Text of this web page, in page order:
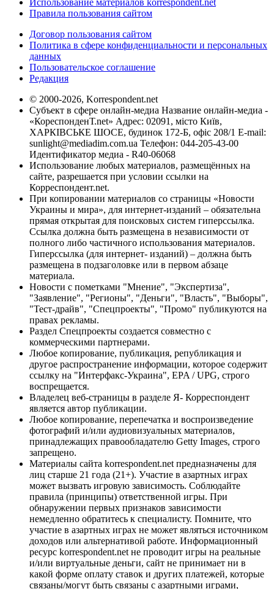
Правила пользования сайтом
Договор пользования сайтом
Политика в сфере конфиденциальности и персональных
данных
Пользовательское соглашение
Редакция
© 2000-2026, Korrespondent.net
Субъект в сфере онлайн-медиа Название онлайн-медиа -
«КореспонденТ.net» Адрес: 02091, місто Київ,
ХАРКІВСЬКЕ ШОСЕ, будинок 172-Б, офіс 208/1 E-mail:
sunlight@mediadim.com.ua Телефон: 044-205-43-00
Идентификатор медиа - R40-06068
Использование любых материалов, размещённых на
сайте, разрешается при условии ссылки на
Корреспондент.net.
При копировании материалов со страницы «Новости
Украины и мира», для интернет-изданий – обязательна
прямая открытая для поисковых систем гиперссылка.
Ссылка должна быть размещена в независимости от
полного либо частичного использования материалов.
Гиперссылка (для интернет- изданий) – должна быть
размещена в подзаголовке или в первом абзаце
материала.
Новости с пометками "Мнение", "Экспертиза",
"Заявление", "Регионы", "Деньги", "Власть", "Выборы",
"Тест-драйв", "Спецпроекты", "Промо" публикуются на
правах рекламы.
Раздел Спецпроекты создается совместно с
коммерческими партнерами.
Любое копирование, публикация, републикация и
другое распространение информации, которое содержит
ссылку на "Интерфакс-Украина", EPA / UPG, строго
воспрещается.
Владелец веб-страницы в разделе Я- Корреспондент
является автор публикации.
Любое копирование, перепечатка и воспроизведение
фотографий и/или аудиовизуальных материалов,
принадлежащих правообладателю Getty Images, строго
запрещено.
Материалы сайта korrespondent.net предназначены для
лиц старше 21 года (21+). Участие в азартных играх
может вызвать игровую зависимость. Соблюдайте
правила (принципы) ответственной игры. При
обнаружении первых признаков зависимости
немедленно обратитесь к специалисту. Помните, что
участие в азартных играх не может являться источником
доходов или альтернативой работе. Информационный
ресурс korrespondent.net не проводит игры на реальные
и/или виртуальные деньги, сайт не принимает ни в
какой форме оплату ставок и других платежей, которые
связаны/могут быть связаны с азартными играми,